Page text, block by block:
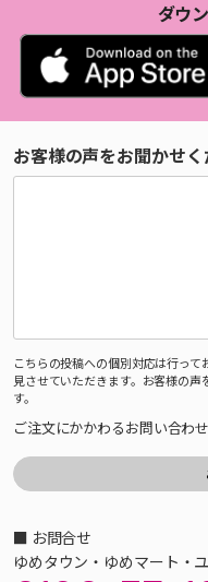
ダウ
お客様の声をお聞かせく
こちらの投稿への個別対応は行っ
見させていただきます。お客様の声
す。
ご注文にかかわるお問い合わ
■ お問合せ
ゆめタウン・ゆめマート・